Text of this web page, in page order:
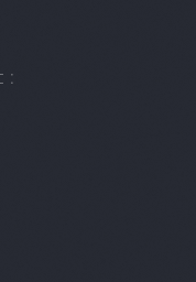
: